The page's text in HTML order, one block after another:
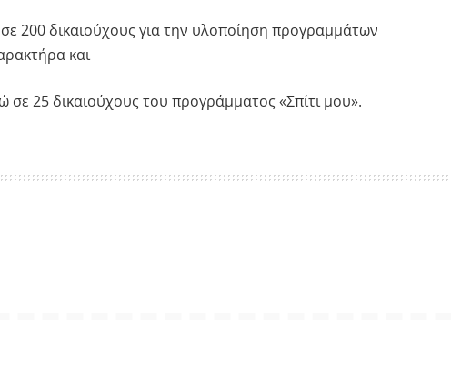
200 δικαιούχους για την υλοποίηση προγραμμάτων
και
σε 25 δικαιούχους του προγράμματος «Σπίτι μου».